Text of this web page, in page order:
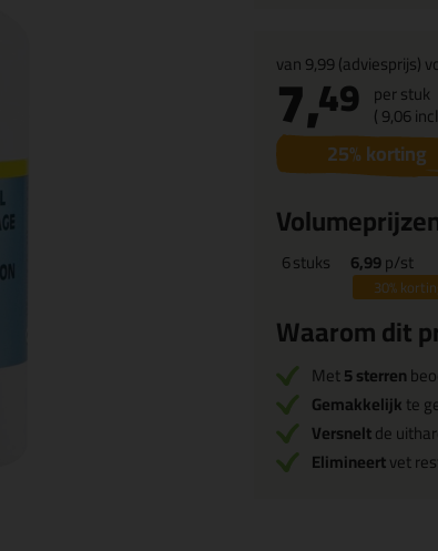
van9,99(adviesprijs)
7,49 per stuk
(9,06
25% korting
6stuks 6,99p/st
30%
Waarom dit
Met5 sterren
Gemakkelijkte
Versneltde
Elimineertvet